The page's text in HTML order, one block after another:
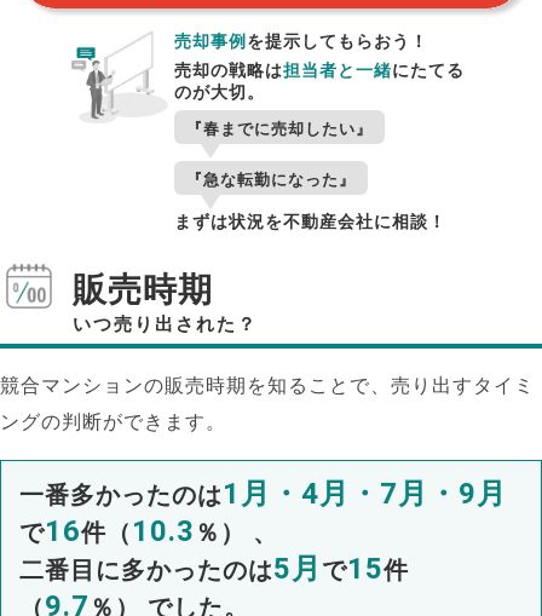
売却事例を提示してもらおう！
売却の戦略は担当者と一緒にたてる
のが大切。
『春までに売却したい』
『急な転勤になった』
まずは状況を不動産会社に相談！
販売時期
いつ売り出された？
競合マンションの販売時期を知ることで、売り出すタイミ
ングの判断ができます。
一番多かったのは1月・4月・7月・9月
で16件（ 10.3 ％） 、
二番目に多かったのは5月 で15件
（9.7 ％） でした。